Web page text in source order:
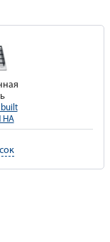
built
HA